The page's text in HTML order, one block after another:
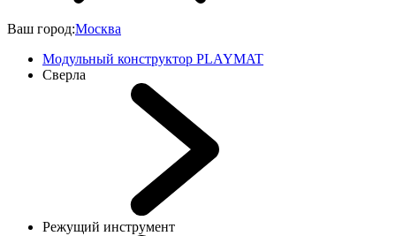
Ваш город:Москва
Модульный конструктор PLAYMAT
Сверла
Режущий инструмент